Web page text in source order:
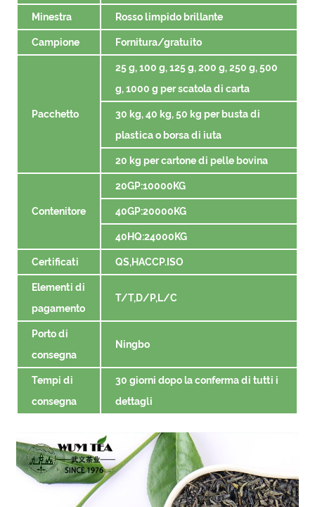
Minestra Rosso limpido brillante
Campione Fornitura/gratuito
Pacchetto
25 g, 100 g, 125 g, 200 g, 250 g, 500
g, 1000 g per scatola di carta
30 kg, 40 kg, 50 kg per busta di
plastica o borsa di iuta
20 kg per cartone di pelle bovina
Contenitore
20GP:10000KG
40GP:20000KG
40HQ:24000KG
Certificati QS,HACCP.ISO
Elementi di
pagamento
T/T,D/P,L/C
Porto di
consegna
Ningbo
Tempi di
consegna
30 giorni dopo la conferma di tutti i
dettagli